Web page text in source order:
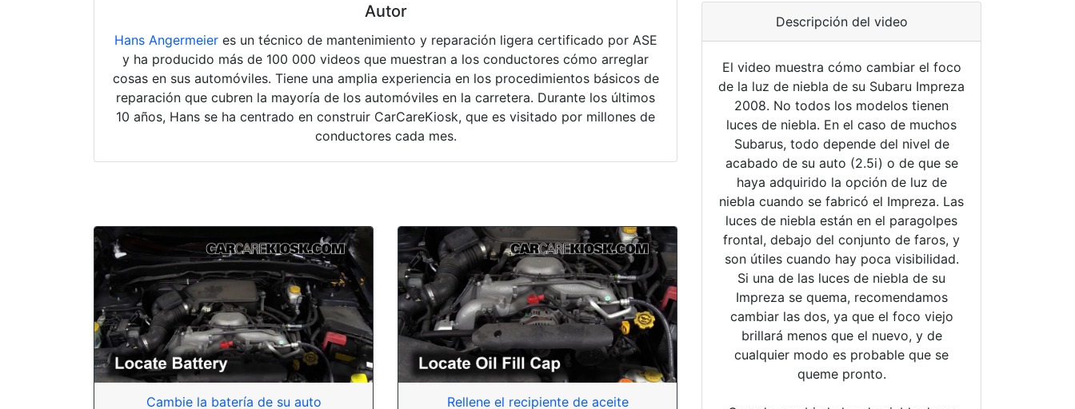
Autor
Hans Angermeieres un técnico de mantenimiento y reparación ligera certificado por ASE
y ha producido más de 100 000 videos que muestran a los conductores cómo arreglar
cosas en sus automóviles. Tiene una amplia experiencia en los procedimientos básicos de
reparación que cubren la mayoría de los automóviles en la carretera. Durante los últimos
10 años, Hans se ha centrado en construir CarCareKiosk, que es visitado por millones de
conductores cada mes.
Cambie la batería de su auto Rellene el recipiente de aceite
Descripción del video
El video muestra cómo cambiar el foco
de la luz de niebla de su Subaru Impreza
2008. No todos los modelos tienen
luces de niebla. En el caso de muchos
Subarus, todo depende del nivel de
acabado de su auto (2.5i) o de que se
haya adquirido la opción de luz de
niebla cuando se fabricó el Impreza. Las
luces de niebla están en el paragolpes
frontal, debajo del conjunto de faros, y
son útiles cuando hay poca visibilidad.
Si una de las luces de niebla de su
Impreza se quema, recomendamos
cambiar las dos, ya que el foco viejo
brillará menos que el nuevo, y de
cualquier modo es probable que se
queme pronto.